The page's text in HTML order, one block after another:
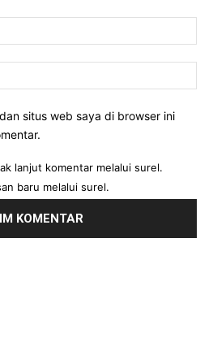
situs web saya di browser ini
lanjut komentar melalui surel.
baru melalui surel.